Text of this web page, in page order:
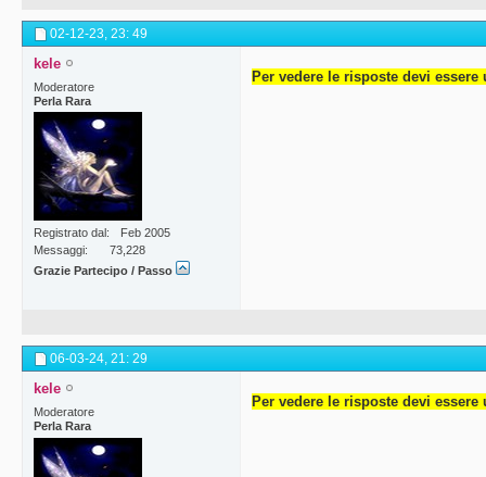
02-12-23, 23: 49
kele
Moderatore
Perla Rara
Registrato dal
Feb 2005
Messaggi
73,228
Grazie Partecipo / Passo
Per vedere le risposte devi
06-03-24, 21: 29
kele
Moderatore
Perla Rara
Per vedere le risposte devi